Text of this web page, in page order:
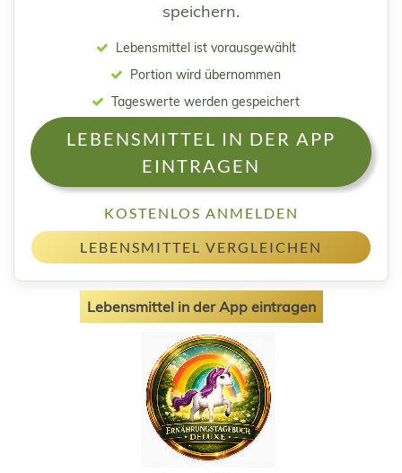
speichern.
Lebensmittel ist vorausgewählt
Portion wird übernommen
Tageswerte werden gespeichert
LEBENSMITTEL IN DER APP
EINTRAGEN
KOSTENLOS ANMELDEN
LEBENSMITTEL VERGLEICHEN
Lebensmittel in der App eintragen